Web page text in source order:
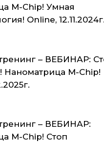
M-Chip! Умная
Online,
– ВЕБИНАР:
Наноматрица M-Chip!
– ВЕБИНАР:
M-Chip! Стоп